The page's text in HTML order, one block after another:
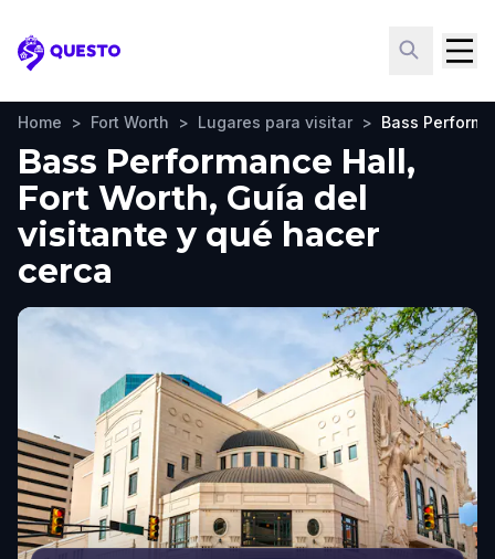
Questo
Home > Fort Worth > Lugares para visitar > Bass
Bass Performance Hall,
Fort Worth, Guía del
visitante y qué hacer
cerca